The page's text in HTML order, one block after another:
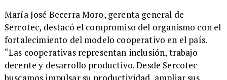
María José Becerra Moro, gerenta general de
Sercotec, destacó el compromiso del organismo con el
fortalecimiento del modelo cooperativo en el país.
“Las cooperativas representan inclusión, trabajo
decente y desarrollo productivo. Desde Sercotec